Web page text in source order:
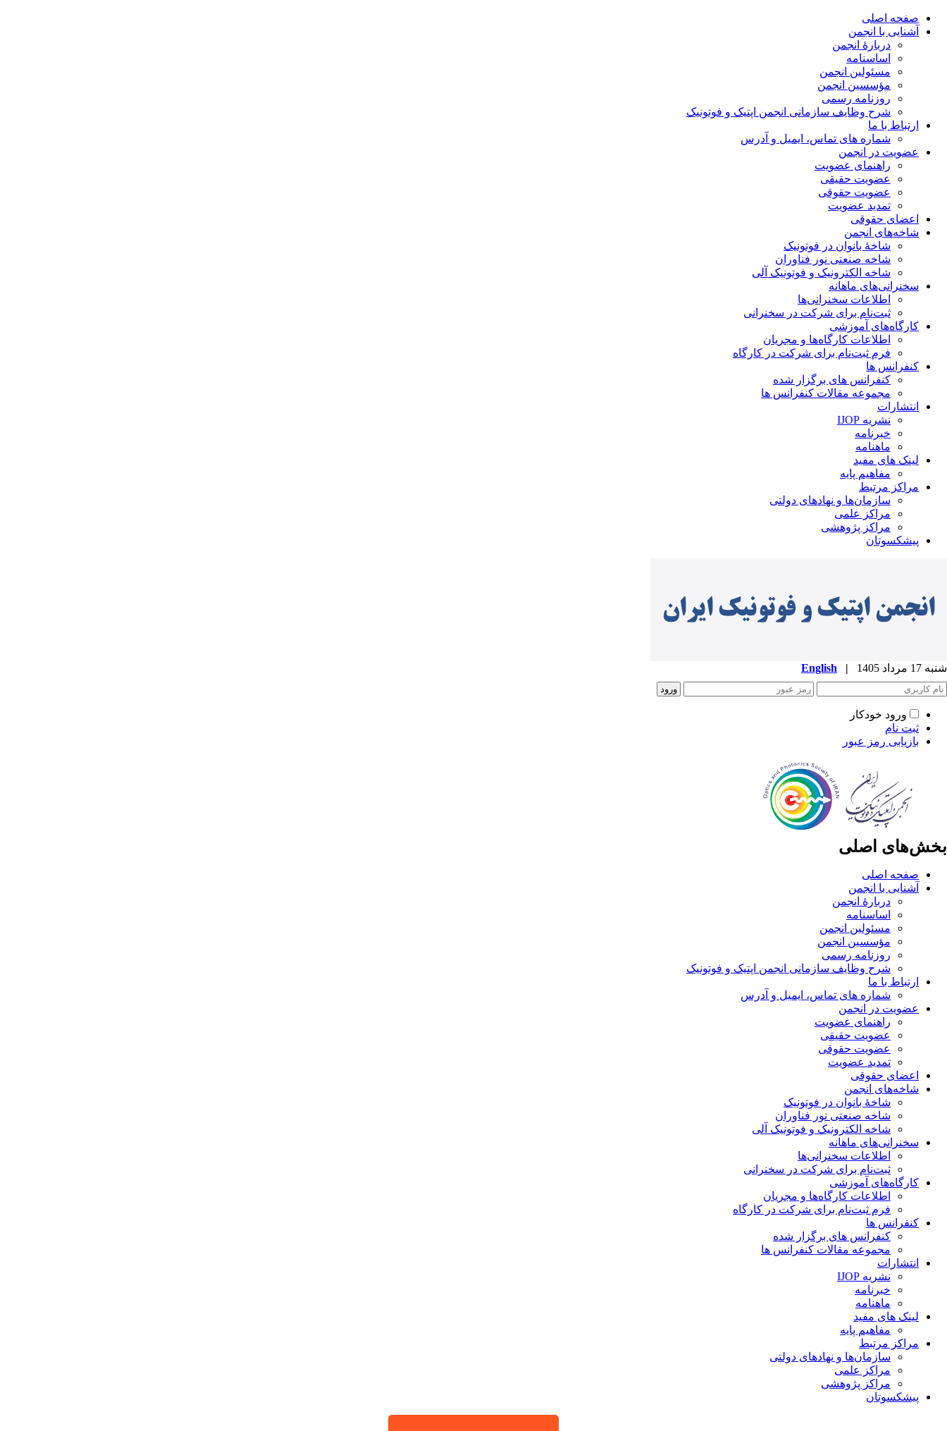
صفحه اصلی
آشنایی با انجمن
دربارۀ انجمن
اساسنامه
مسئولین انجمن
مؤسسین انجمن
روزنامه رسمی
شرح وظایف سازمانی انجمن اپتیک و فوتونیک
ارتباط با ما
شماره های تماس، ایمیل و آدرس
عضویت در انجمن
راهنمای عضویت
عضویت حقیقی
عضویت حقوقی
تمدید عضویت
اعضای حقوقی
شاخه‌های انجمن
شاخۀ بانوان در فوتونیک
شاخه صنعتی نور فناوران
شاخه‌ الکترونیک و فوتونیک آلی
سخنرانی‌های ماهانه
اطلاعات سخنرانی‌‌ها
ثبت‌نام برای شرکت در سخنرانی
کارگاه‌های آموزشی
اطلاعات کارگاه‌ها و مجریان
فرم ثبت‌نام برای شرکت در کارگاه
کنفرانس ها
کنفرانس های برگزار شده
مجموعه مقالات کنفرانس ها
انتشارات
نشریه IJOP
خبرنامه
ماهنامه
لینک های مفید
مفاهیم پایه
مراکز مرتبط
سازمان‌ها و نهادهای دولتی
مراکز علمی
مراکز پژوهشی
پیشکسوتان
شنبه 17 مرداد 1405 |
English
ورود خودکار
ثبت نام
بازیابی رمز عبور
بخش‌های اصلی
صفحه اصلی
آشنایی با انجمن
دربارۀ انجمن
اساسنامه
مسئولین انجمن
مؤسسین انجمن
روزنامه رسمی
شرح وظایف سازمانی انجمن اپتیک و فوتونیک
ارتباط با ما
شماره های تماس، ایمیل و آدرس
عضویت در انجمن
راهنمای عضویت
عضویت حقیقی
عضویت حقوقی
تمدید عضویت
اعضای حقوقی
شاخه‌های انجمن
شاخۀ بانوان در فوتونیک
شاخه صنعتی نور فناوران
شاخه‌ الکترونیک و فوتونیک آلی
سخنرانی‌های ماهانه
اطلاعات سخنرانی‌‌ها
ثبت‌نام برای شرکت در سخنرانی
کارگاه‌های آموزشی
اطلاعات کارگاه‌ها و مجریان
فرم ثبت‌نام برای شرکت در کارگاه
کنفرانس ها
کنفرانس های برگزار شده
مجموعه مقالات کنفرانس ها
انتشارات
نشریه IJOP
خبرنامه
ماهنامه
لینک های مفید
مفاهیم پایه
مراکز مرتبط
سازمان‌ها و نهادهای دولتی
مراکز علمی
مراکز پژوهشی
پیشکسوتان